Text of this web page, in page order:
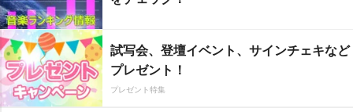
試写会、登壇イベント、サインチェキなど
プレゼント！
プレゼント特集